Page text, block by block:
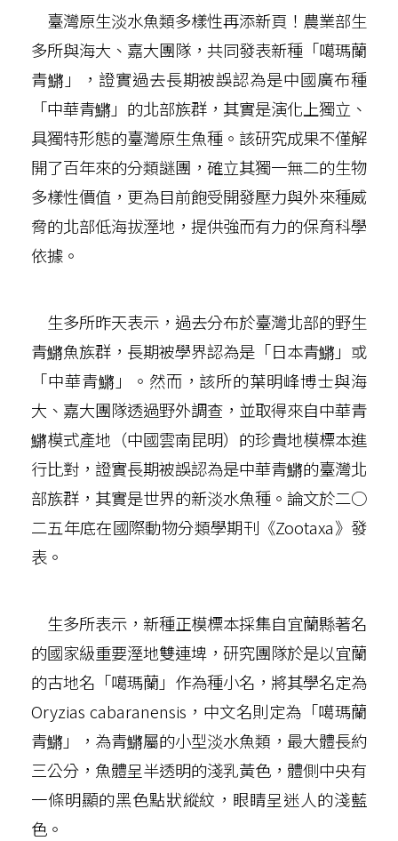
臺灣原生淡水魚類多樣性再添新頁！農業部生
多所與海大、嘉大團隊，共同發表新種「噶瑪蘭
青鱂」，證實過去長期被誤認為是中國廣布種
「中華青鱂」的北部族群，其實是演化上獨立、
具獨特形態的臺灣原生魚種。該研究成果不僅解
開了百年來的分類謎團，確立其獨一無二的生物
多樣性價值，更為目前飽受開發壓力與外來種威
脅的北部低海拔溼地，提供強而有力的保育科學
依據。
生多所昨天表示，過去分布於臺灣北部的野生
青鱂魚族群，長期被學界認為是「日本青鱂」或
「中華青鱂」。然而，該所的葉明峰博士與海
大、嘉大團隊透過野外調查，並取得來自中華青
鱂模式產地（中國雲南昆明）的珍貴地模標本進
行比對，證實長期被誤認為是中華青鱂的臺灣北
部族群，其實是世界的新淡水魚種。論文於二○
二五年底在國際動物分類學期刊《Zootaxa》發
表。
生多所表示，新種正模標本採集自宜蘭縣著名
的國家級重要溼地雙連埤，研究團隊於是以宜蘭
的古地名「噶瑪蘭」作為種小名，將其學名定為
Oryzias cabaranensis，中文名則定為「噶瑪蘭
青鱂」，為青鱂屬的小型淡水魚類，最大體長約
三公分，魚體呈半透明的淺乳黃色，體側中央有
一條明顯的黑色點狀縱紋，眼睛呈迷人的淺藍
色。